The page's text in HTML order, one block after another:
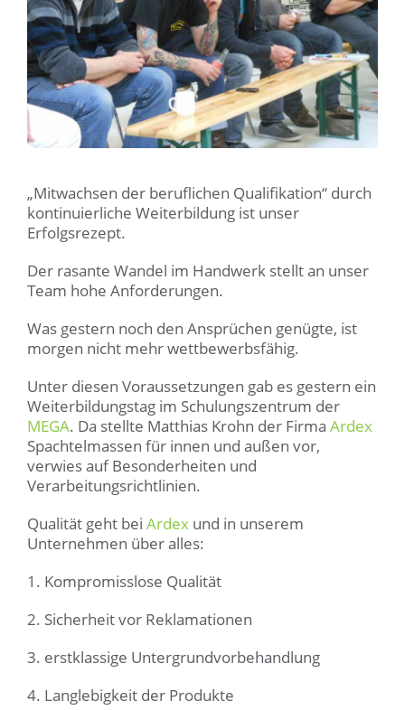
„Mitwachsen der beruflichen Qualifikation“ durch
kontinuierliche Weiterbildung ist unser
Erfolgsrezept.
Der rasante Wandel im Handwerk stellt an unser
Team hohe Anforderungen.
Was gestern noch den Ansprüchen genügte, ist
morgen nicht mehr wettbewerbsfähig.
Unter diesen Voraussetzungen gab es gestern ein
Weiterbildungstag im Schulungszentrum der
MEGA. Da stellte Matthias Krohn der Firma Ardex
Spachtelmassen für innen und außen vor,
verwies auf Besonderheiten und
Verarbeitungsrichtlinien.
Qualität geht bei Ardex und in unserem
Unternehmen über alles:
1. Kompromisslose Qualität
2. Sicherheit vor Reklamationen
3. erstklassige Untergrundvorbehandlung
4. Langlebigkeit der Produkte